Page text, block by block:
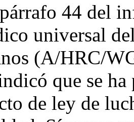
44 del
universal
(A/HRC/
que se
de ley de